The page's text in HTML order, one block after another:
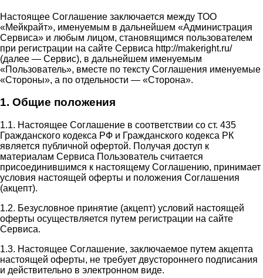
Настоящее Соглашение заключается между ТОО
«Мейкрайт», именуемым в дальнейшем «Администрация
Сервиса» и любым лицом, становящимся пользователем
при регистрации на сайте Сервиса http://makeright.ru/
(далее — Сервис), в дальнейшем именуемым
«Пользователь», вместе по тексту Соглашения именуемые
«Стороны», а по отдельности — «Сторона».
1. Общие положения
1.1. Настоящее Соглашение в соответствии со ст. 435
Гражданского кодекса РФ и Гражданского кодекса РК
является публичной офертой. Получая доступ к
материалам Сервиса Пользователь считается
присоединившимся к настоящему Соглашению, принимает
условия настоящей оферты и положения Соглашения
(акцепт).
1.2. Безусловное принятие (акцепт) условий настоящей
оферты осуществляется путем регистрации на сайте
Сервиса.
1.3. Настоящее Соглашение, заключаемое путем акцепта
настоящей оферты, не требует двустороннего подписания
и действительно в электронном виде.